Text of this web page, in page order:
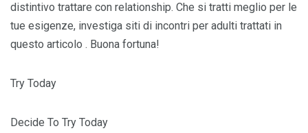
distintivo trattare con relationship. Che si tratti meglio per le
tue esigenze, investiga siti di incontri per adulti trattati in
questo articolo . Buona fortuna!
Try Today
Decide To Try Today